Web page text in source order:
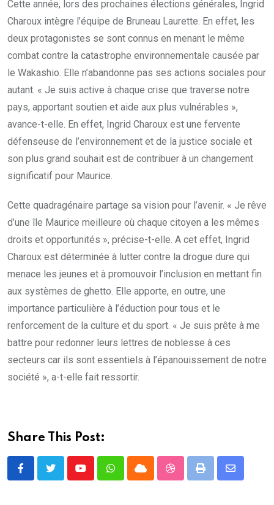
Cette année, lors des prochaines élections générales, Ingrid
Charoux intègre l’équipe de Bruneau Laurette. En effet, les
deux protagonistes se sont connus en menant le même
combat contre la catastrophe environnementale causée par
le Wakashio. Elle n’abandonne pas ses actions sociales pour
autant. « Je suis active à chaque crise que traverse notre
pays, apportant soutien et aide aux plus vulnérables »,
avance-t-elle. En effet, Ingrid Charoux est une fervente
défenseuse de l’environnement et de la justice sociale et
son plus grand souhait est de contribuer à un changement
significatif pour Maurice.
Cette quadragénaire partage sa vision pour l’avenir. « Je rêve
d’une île Maurice meilleure où chaque citoyen a les mêmes
droits et opportunités », précise-t-elle. A cet effet, Ingrid
Charoux est déterminée à lutter contre la drogue dure qui
menace les jeunes et à promouvoir l’inclusion en mettant fin
aux systèmes de ghetto. Elle apporte, en outre, une
importance particulière à l’éduction pour tous et le
renforcement de la culture et du sport. « Je suis prête à me
battre pour redonner leurs lettres de noblesse à ces
secteurs car ils sont essentiels à l’épanouissement de notre
société », a-t-elle fait ressortir.
Share This Post:
YoutubeWhatsappCloud StumbleUpon
Print
Share